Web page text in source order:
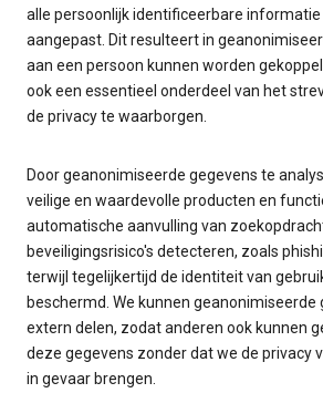
alle persoonlijk identificeerbare
aangepast. Dit resulteert in
aan een persoon kunnen worden
ook een essentieel onderdeel van het
de privacy te waarborgen.
Door geanonimiseerde gegevens te
veilige en waardevolle producten en
automatische aanvulling van
beveiligingsrisico's detecteren, zoals
terwijl tegelijkertijd de identiteit van
beschermd. We kunnen geanonimiseerde
extern delen, zodat anderen ook kunnen
deze gegevens zonder dat we de privacy
in gevaar brengen.